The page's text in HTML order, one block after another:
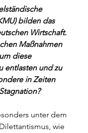
bilden das
Wirtschaft.
Maßnahmen
diese
entlasten und zu
in Zeiten
unter dem
wie